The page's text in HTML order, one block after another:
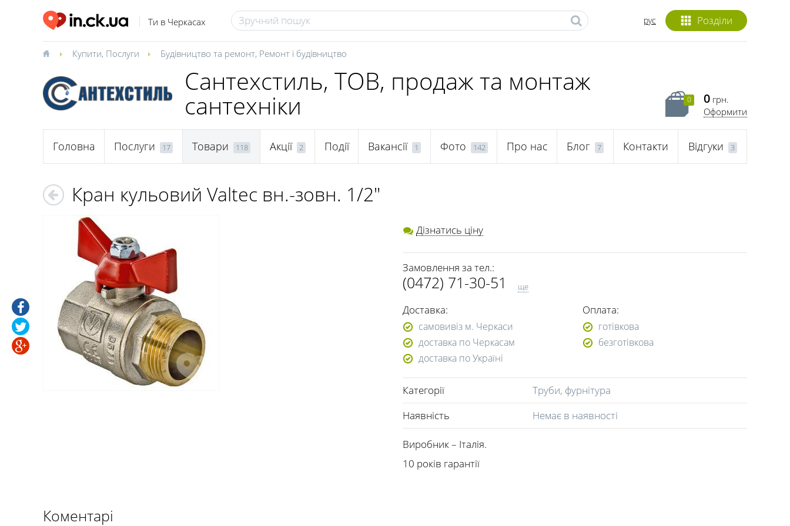
Ти в Черкасах Розділи
рус
Купити, Послуги Будівництво та ремонт, Ремонт і будівництво
Сантехстиль, ТОВ, продаж та монтаж
сантехніки 0 0 грн.
Оформити
Головна Послуги 17 Товари 118 Акції 2 Події Вакансії 1 Фото 142 Про нас Блог 7 Контакти Відгуки 3
Кран кульовий Valtec вн.-зовн. 1/2"
Дізнатись ціну
Замовлення за тел.:
(0472) 71-30-51
(050) 447-19-84
ще
Доставка:
самовивіз м. Черкаси
доставка по Черкасам
доставка по Україні
Оплата:
готівкова
безготівкова
Категорії
Труби, фурнітура
Наявність
Немає в наявності
Виробник – Італія.
10 років гарантії
Коментарі